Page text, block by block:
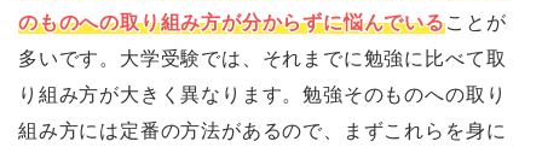
のものへの取り組み方が分からずに悩んでいることが
多いです。大学受験では、それまでに勉強に比べて取
り組み方が大きく異なります。勉強そのものへの取り
組み方には定番の方法があるので、まずこれらを身に